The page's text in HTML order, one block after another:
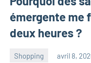
au
ciblé,
émergente me
deux heures ?
Shopping avril 8,